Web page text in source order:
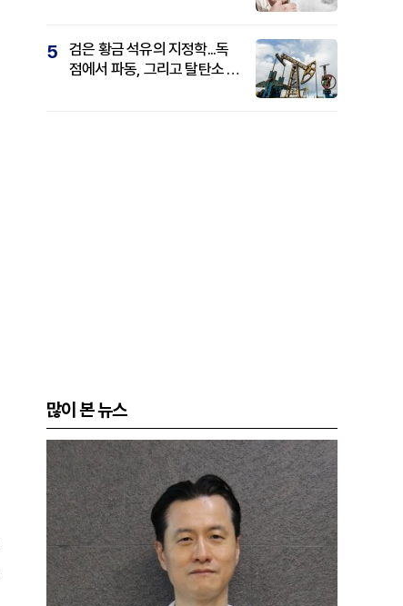
5
검은 황금 석유의 지정학...독
점에서 파동, 그리고 탈탄소 패
많이 본 뉴스